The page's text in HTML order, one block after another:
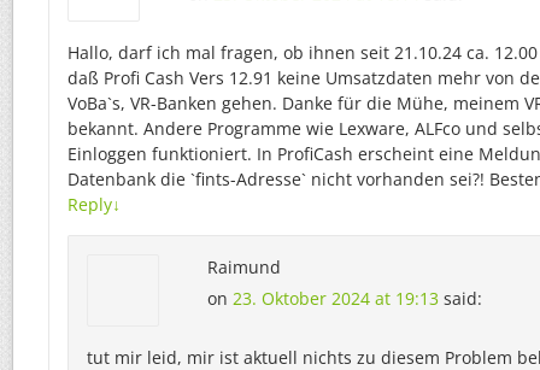
Hallo, darf ich mal fragen, ob ihnen seit 21.10.24 ca.
daß Profi Cash Vers 12.91 keine Umsatzdaten mehr von
VoBa`s, VR-Banken gehen. Danke für die Mühe, meinem
bekannt. Andere Programme wie Lexware, ALFco und
Einloggen funktioniert. In ProfiCash erscheint eine
Datenbank die `fints-Adresse` nicht vorhanden sei?!
Reply↓
Raimund
on 23. Oktober 2024 at 19:13 said:
tut mir leid, mir ist aktuell nichts zu diesem Problem